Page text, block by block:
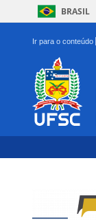
BRASIL
Ir para o conteúdo